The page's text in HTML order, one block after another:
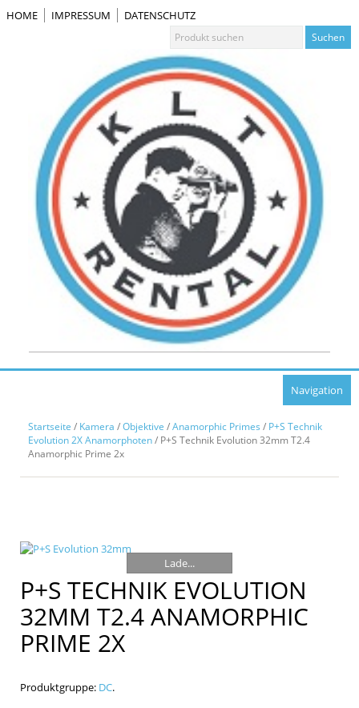
HOME IMPRESSUM DATENSCHUTZ
Navigation
Startseite / Kamera /Objektive /Anamorphic Primes / P+S Technik
Evolution 2X Anamorphoten/ P+S Technik Evolution 32mm T2.4
Anamorphic Prime 2x
Lade...
P+S TECHNIK EVOLUTION
32MM T2.4 ANAMORPHIC
PRIME 2X
Produktgruppe: DC.